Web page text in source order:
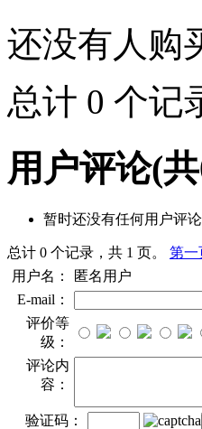
还没有人购
总计 0 个记
用户评论(共
暂时还没有任何用户评论
总计 0 个记录，共 1 页。 第一
用户名：
匿名用户
E-mail：
评价等
级：
评论内
容：
验证码：